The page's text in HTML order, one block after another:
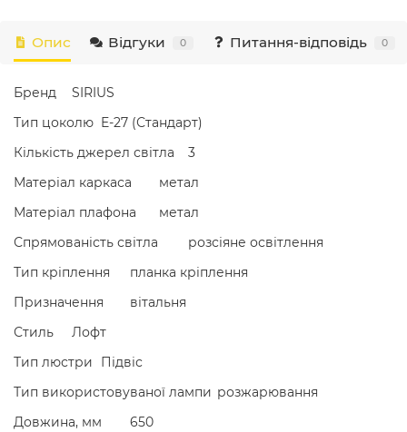
Опис Відгуки 0 Питання-відповідь 0
Бренд
SIRIUS
Тип цоколю E-27 (Стандарт)
Кількість джерел світла
3
Матеріал каркаса
метал
Матеріал плафона
метал
Спрямованість світла
розсіяне освітлення
Тип кріплення
планка кріплення
Призначення
вітальня
Стиль
Лофт
Тип люстри
Підвіс
Тип використовуваної лампи розжарювання
Довжина, мм
650